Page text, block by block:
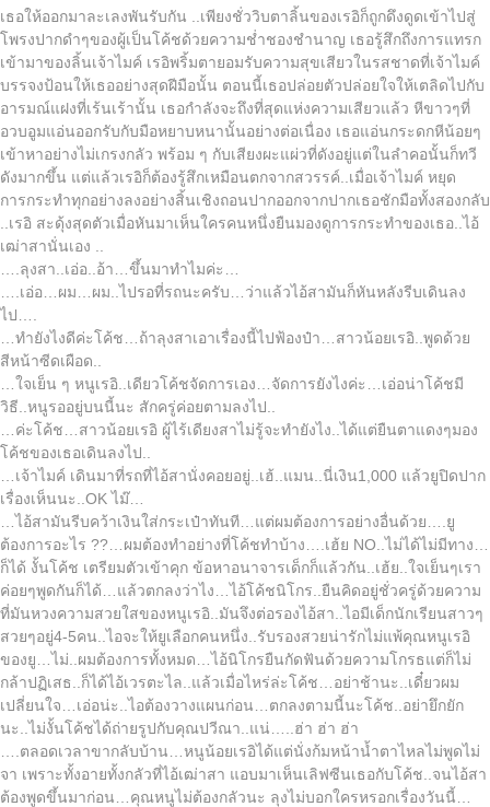
เธอให้ออกมาละเลงพันรับกัน ..เพียงชั่ววิบตาลิ้นของเรอิก็ถูกดึงดูดเข้าไปสู่
โพรงปากดำๆของผู้เป็นโค้ชด้วยความช่ำชองชำนาญ เธอรู้สึกถึงการแทรก
เข้ามาของลิ้นเจ้าไมค์ เรอิพริ้มตายอมรับความสุขเสียวในรสชาดที่เจ้าไมค์
บรรจงป้อนให้เธออย่างสุดฝีมือนั้น ตอนนี้เธอปล่อยตัวปล่อยใจให้เตลิดไปกับ
อารมณ์แฝงที่เร้นเร้านั้น เธอกำลังจะถึงที่สุดแห่งความเสียวแล้ว หีขาวๆที่
อวบอูมแอ่นออกรับกับมือหยาบหนานั้นอย่างต่อเนื่อง เธอแอ่นกระดกหีน้อยๆ
เข้าหาอย่างไม่เกรงกลัว พร้อม ๆ กับเสียงผะแผ่วที่ดังอยู่แต่ในลำคอนั้นก็ทวี
ดังมากขึ้น แต่แล้วเรอิก็ต้องรู้สึกเหมือนตกจากสวรรค์..เมื่อเจ้าไมค์ หยุด
การกระทำทุกอย่างลงอย่างสิ้นเชิงถอนปากออกจากปากเธอชักมือทั้งสองกลับ
..เรอิ สะดุ้งสุดตัวเมื่อหันมาเห็นใครคนหนึ่งยืนมองดูการกระทำของเธอ..ไอ้
เฒ่าสานั่นเอง ..
….ลุงสา..เอ่อ..อ้า…ขึ้นมาทำไมค่ะ…
….เอ่อ…ผม…ผม..ไปรอที่รถนะครับ…ว่าแล้วไอ้สามันก็หันหลังรีบเดินลง
ไป….
…ทำยังไงดีค่ะโค้ช…ถ้าลุงสาเอาเรื่องนี้ไปฟ้องป๋า…สาวน้อยเรอิ..พูดด้วย
สีหน้าซีดเผือด..
…ใจเย็น ๆ หนูเรอิ..เดียวโค้ชจัดการเอง…จัดการยังไงค่ะ…เอ่อน่าโค้ชมี
วิธี..หนูรออยู่บนนี้นะ สักครู่ค่อยตามลงไป..
…ค่ะโค้ช…สาวน้อยเรอิ ผู้ไร้เดียงสาไม่รู้จะทำยังไง..ได้แต่ยืนตาแดงๆมอง
โค้ชของเธอเดินลงไป..
…เจ้าไมค์ เดินมาที่รถที่ไอ้สานั่งคอยอยู่..เฮ้..แมน..นี่เงิน1,000 แล้วยูปิดปาก
เรื่องเห็นนะ..OK ไม๊…
…ไอ้สามันรีบคว้าเงินใส่กระเป๋าทันที…แต่ผมต้องการอย่างอื่นด้วย….ยู
ต้องการอะไร ??…ผมต้องทำอย่างที่โค้ชทำบ้าง….เฮ้ย NO..ไม่ได้ไม่มีทาง…
ก็ได้ งั้นโค้ช เตรียมตัวเข้าคุก ข้อหาอนาจารเด็กก็แล้วกัน..เฮ้ย..ใจเย็นๆเรา
ค่อยๆพูดกันก็ได้…แล้วตกลงว่าไง…ไอ้โค้ชนิโกร..ยืนคิดอยู่ชั่วครู่ด้วยความ
ที่มันหวงความสวยใสของหนูเรอิ..มันจึงต่อรองไอ้สา..ไอมีเด็กนักเรียนสาวๆ
สวยๆอยู่4-5คน..ไอจะให้ยูเลือกคนหนึ่ง..รับรองสวยน่ารักไม่แพ้คุณหนูเรอิ
ของยู…ไม่..ผมต้องการทั้งหมด…ไอ้นิโกรยืนกัดฟันด้วยความโกรธแต่ก็ไม่
กล้าปฏิเสธ..ก็ได้ไอ้เวรตะไล..แล้วเมื่อไหร่ล่ะโค้ช…อย่าช้านะ..เดี๋ยวผม
เปลี่ยนใจ…เอ่อน่ะ..ไอต้องวางแผนก่อน…ตกลงตามนี้นะโค้ช..อย่ายึกยัก
นะ..ไม่งั้นโค้ชได้ถ่ายรูปกับคุณปวีณา..แน่…..ฮ่า ฮ่า ฮ่า
….ตลอดเวลาขากลับบ้าน…หนูน้อยเรอิได้แต่นั่งก้มหน้าน้ำตาไหลไม่พูดไม่
จา เพราะทั้งอายทั้งกลัวที่ไอ้เฒ่าสา แอบมาเห็นเลิฟซีนเธอกับโค้ช..จนไอ้สา
ต้องพูดขึ้นมาก่อน…คุณหนูไม่ต้องกลัวนะ ลุงไม่บอกใครหรอกเรื่องวันนี้…